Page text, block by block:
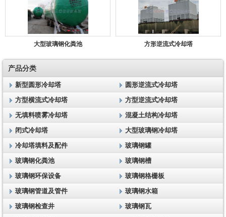
大型玻璃钢化粪池 方形逆流式冷却塔
产品分类
新型圆形冷却塔
圆形逆流式冷却塔
方型横流式冷却塔
方型逆流式冷却塔
无填料喷雾冷却塔
混凝土结构冷却塔
闭式冷却塔
大型玻璃钢冷却塔
冷却塔填料及配件
玻璃钢罐
玻璃钢化粪池
玻璃钢槽
玻璃钢环保设备
玻璃钢格栅板
玻璃钢管道及管件
玻璃钢水箱
玻璃钢检查井
玻璃钢瓦